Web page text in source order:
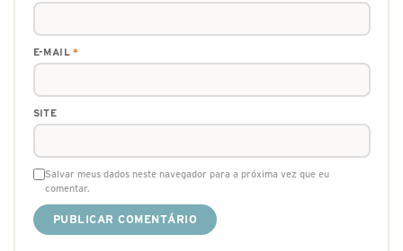
E-MAIL*
SITE
Salvar meus dados neste navegador para a próxima vez que eu
comentar.